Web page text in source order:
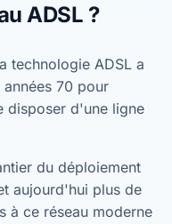
ADSL ?
technologie ADSL a
70 pour
disposer d'une ligne
du déploiement
aujourd'hui plus de
à ce réseau moderne